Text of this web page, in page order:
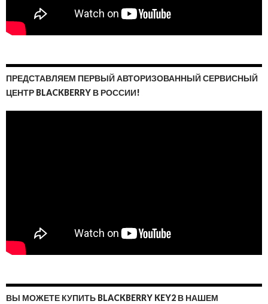
ПРЕДСТАВЛЯЕМ ПЕРВЫЙ АВТОРИЗОВАННЫЙ СЕРВИСНЫЙ
ЦЕНТР BLACKBERRY В РОССИИ!
ВЫ МОЖЕТЕ КУПИТЬ BLACKBERRY KEY2 В НАШЕМ